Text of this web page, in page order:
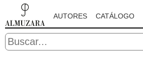
AUTORES CATÁLOGO